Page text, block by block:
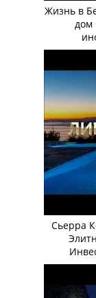
Жизнь в
дом
Сьерра